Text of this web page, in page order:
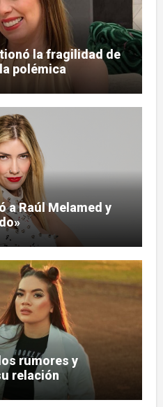
la fragilidad de
polémica
a Raúl Melamed y
rumores y
relación